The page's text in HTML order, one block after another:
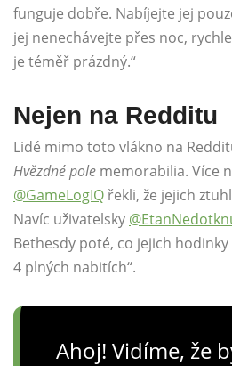
funguje dobře. Nabíjejte jej
jej nenechávejte přes noc,
je téměř prázdný.“
Nejen na Redditu
Lidé mimo toto vlákno na
Hvězdné pole memorabilia. Více
@GameLogIQ řekli, že jejich
Navíc uživatelsky
Bethesdy poté, co jejich
4 plných nabitích“.
Ahoj! Vidíme, že